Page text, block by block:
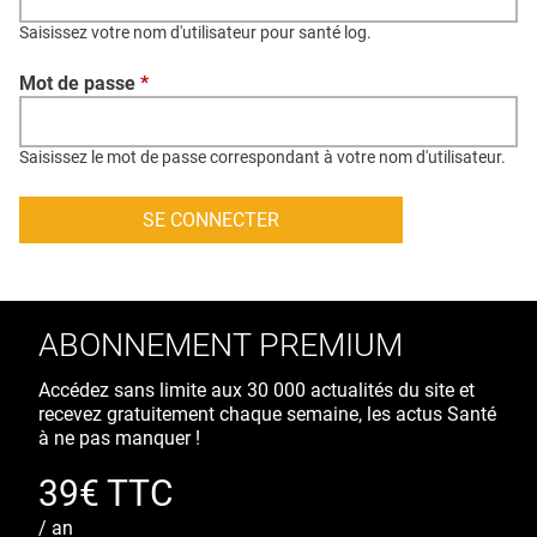
CONTACT
CRÉDITS
Saisissez votre nom d'utilisateur pour santé log.
Mot de passe *
Saisissez le mot de passe correspondant à votre nom d'utilisateur.
ABONNEMENT PREMIUM
Accédez sans limite aux 30 000 actualités du site et
recevez gratuitement chaque semaine, les actus Santé
à ne pas manquer !
39€ TTC
/ an